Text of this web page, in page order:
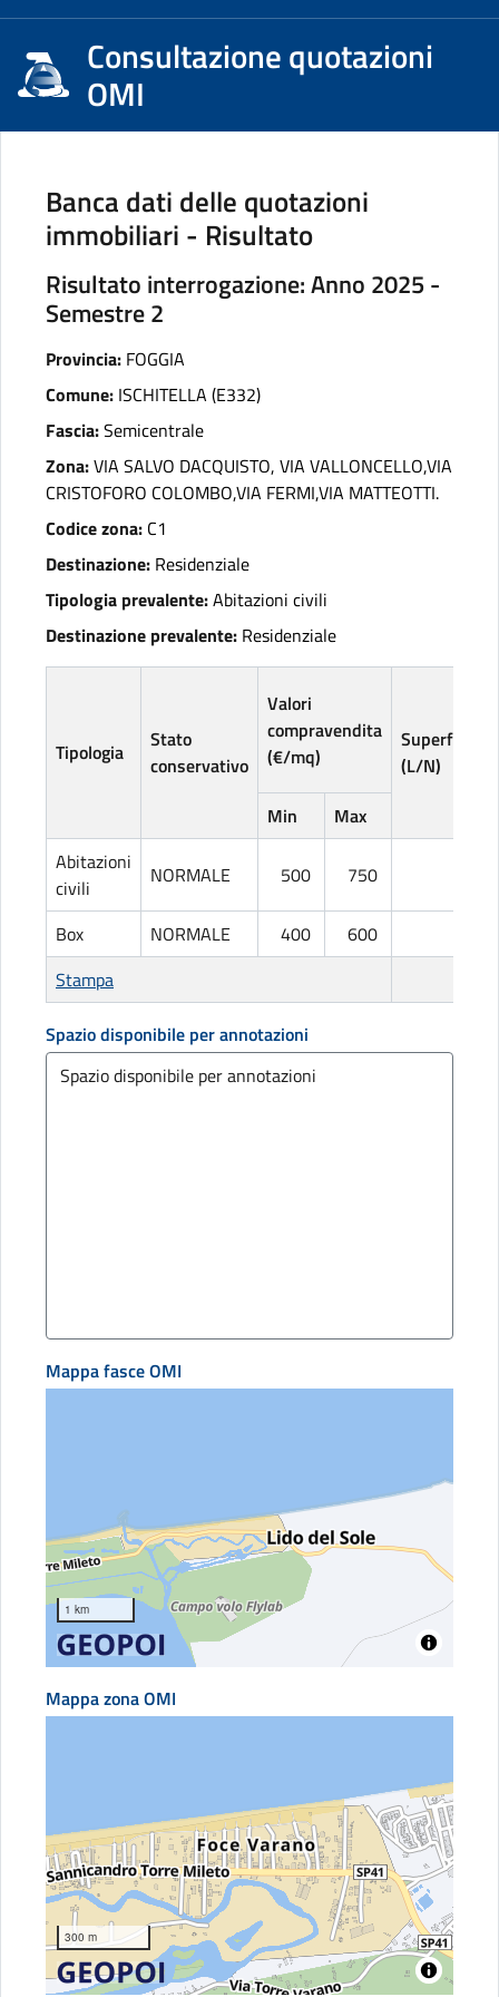
Consultazione quotazioni
OMI
Banca dati delle quotazioni
immobiliari - Risultato
Risultato interrogazione: Anno 2025 -
Semestre 2
Provincia: FOGGIA
Comune: ISCHITELLA (E332)
Fascia:Semicentrale
Zona:VIA SALVO DACQUISTO, VIA VALLONCELLO,VIA
CRISTOFORO COLOMBO,VIA FERMI,VIA MATTEOTTI.
Codice zona: C1
Destinazione: Residenziale
Tipologia prevalente:Abitazioni civili
Destinazione prevalente: Residenziale
Tipologia
Stato
conservativo
Valori
compravendita
(€/mq)
Superficie
(L/N)
Min
Max
Abitazioni
civili
NORMALE 500 750
Box NORMALE 400 600
Stampa
Spazio disponibile per annotazioni
Mappa fasce OMI
1 km
Mappa zona OMI
300 m